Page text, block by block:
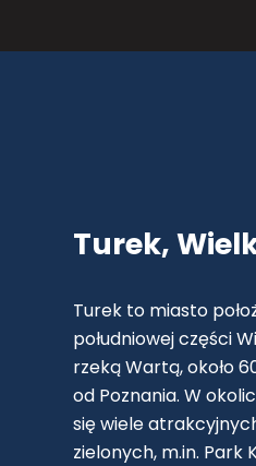
Turek,
Turek to miasto
południowej części
rzeką Wartą, około
od Poznania. W
się wiele
zielonych, m.in. Park